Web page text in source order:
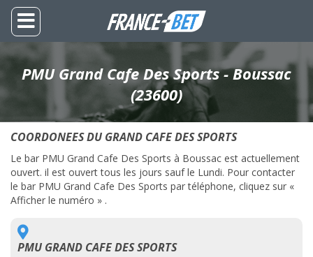
PMU Grand Cafe Des Sports - Boussac
(23600)
COORDONEES DU GRAND CAFE DES SPORTS
Le bar PMU Grand Cafe Des Sports à Boussac est actuellement
ouvert. il est ouvert tous les jours sauf le Lundi. Pour contacter
le bar PMU Grand Cafe Des Sports par téléphone, cliquez sur «
Afficher le numéro » .
PMU GRAND CAFE DES SPORTS